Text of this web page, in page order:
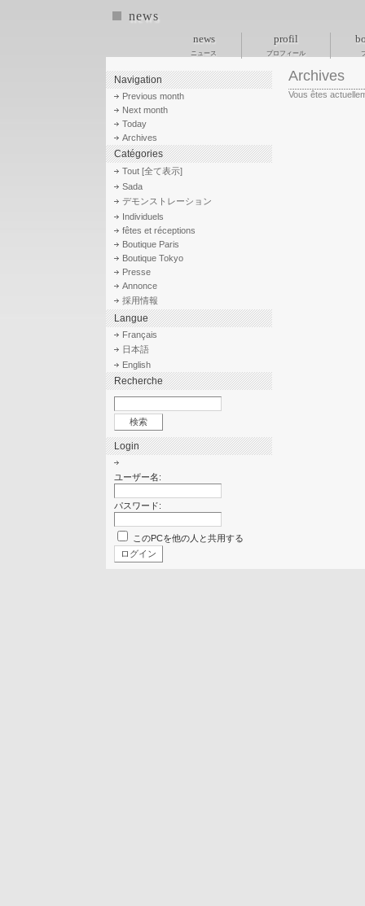
news
news
ニュース
profil
プロフィール
Archives
Vous êtes
Navigation
Previous month
Next month
Today
Archives
Catégories
Tout [全て表示]
Sada
デモンストレーション
Individuels
fêtes et réceptions
Boutique Paris
Boutique Tokyo
Presse
Annonce
採用情報
Langue
Français
日本語
English
Recherche
Login
ユーザー名:
パスワード:
このPCを他の人と共用する